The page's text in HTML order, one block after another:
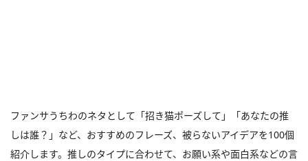
ファンサうちわのネタとして「招き猫ポーズして」「あなたの推
しは誰？」など、おすすめのフレーズ、被らないアイデアを100個
紹介します。推しのタイプに合わせて、お願い系や面白系などの言